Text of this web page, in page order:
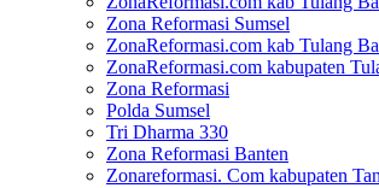
Zona Reformasi Sumsel
ZonaReformasi.com kab Tulang
ZonaReformasi.com kabupaten
Zona Reformasi
Polda Sumsel
Tri Dharma 330
Zona Reformasi Banten
Zonareformasi. Com kabupaten